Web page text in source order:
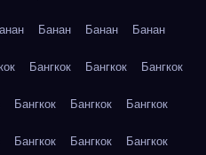
Банан Банан Банан
Бангкок Бангкок Бангкок
Бангкок Бангкок Бангкок
Бангкок Бангкок Бангкок